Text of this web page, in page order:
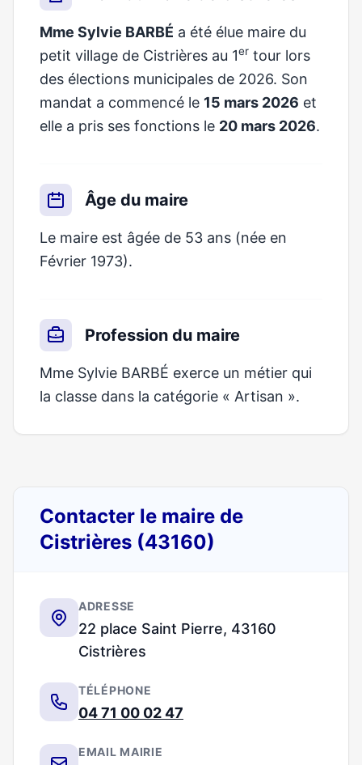
Mme Sylvie BARBÉ a été élue maire du
petit village de Cistrières au 1er tour lors
des élections municipales de 2026. Son
mandat a commencé le 15 mars 2026 et
elle a pris ses fonctions le 20 mars 2026.
Âge du maire
Le maire est âgée de 53 ans (née en
Février 1973).
Profession du maire
Mme Sylvie BARBÉ exerce un métier qui
la classe dans la catégorie « Artisan ».
Contacter le maire de
Cistrières (43160)
ADRESSE
22 place Saint Pierre, 43160
Cistrières
TÉLÉPHONE
04 71 00 02 47
EMAIL MAIRIE